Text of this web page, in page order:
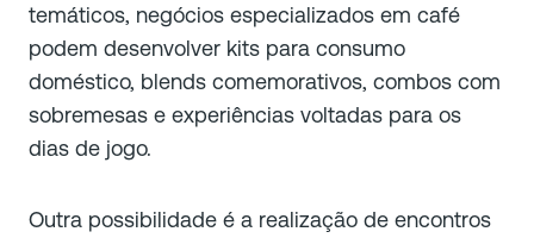
temáticos, negócios especializados em café
podem desenvolver kits para consumo
doméstico, blends comemorativos, combos com
sobremesas e experiências voltadas para os
dias de jogo.
Outra possibilidade é a realização de encontros